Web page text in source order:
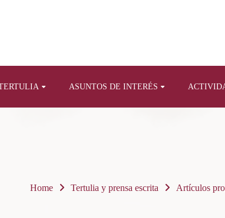
ASUNTOS DE INTERÉS
Home Tertulia y prensa escrita Artículos